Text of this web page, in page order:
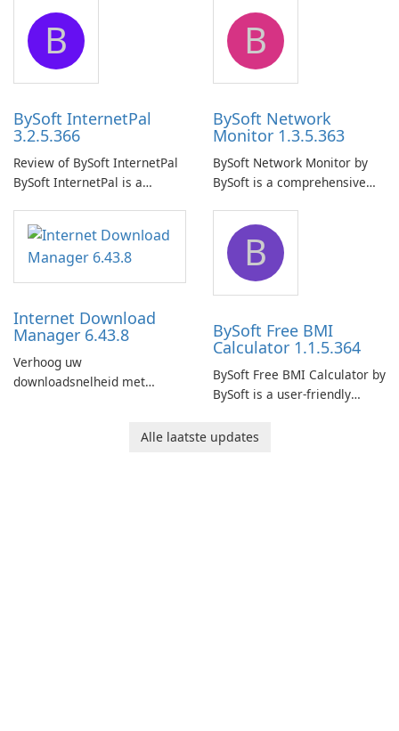
application designed to
ensure the continuous and
uninterrupted operation of
your computer system.
application that allows users
to easily browse and manage
shared folders on their
network.
B
BySoft InternetPal
3.2.5.366
Review of BySoft InternetPal
BySoft InternetPal is a
application designed to
monitor your internet
connection and provide real-
time insights into its
B
BySoft Network
Monitor 1.3.5.363
BySoft Network Monitor by
BySoft is a comprehensive
designed to help businesses
effectively manage their
network infrastructure.
Internet Download
Manager 6.43.8
Verhoog uw
downloadsnelheid met
B
BySoft Free BMI
Calculator 1.1.5.364
BySoft Free BMI Calculator by
BySoft is a user-friendly
designed to help you
Alle laatste updates